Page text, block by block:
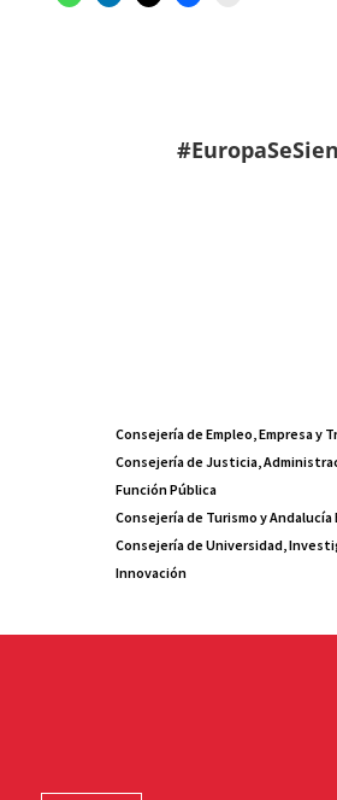
Consejería de Empleo, Empresa y
Consejería de Justicia,
Función Pública
Consejería de Turismo y
Consejería de Universidad,
Innovación